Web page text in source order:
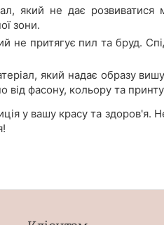
який не дає розвиватися
зони.
не притягує пил та бруд.
який надає образу
від фасону, кольору та
у вашу красу та здоров'я.